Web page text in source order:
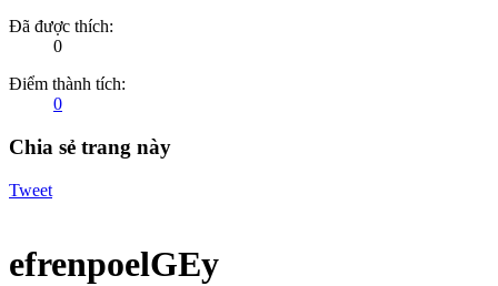
Đã được thích:
0
Điểm thành tích:
0
Chia sẻ trang này
Tweet
efrenpoelGEy